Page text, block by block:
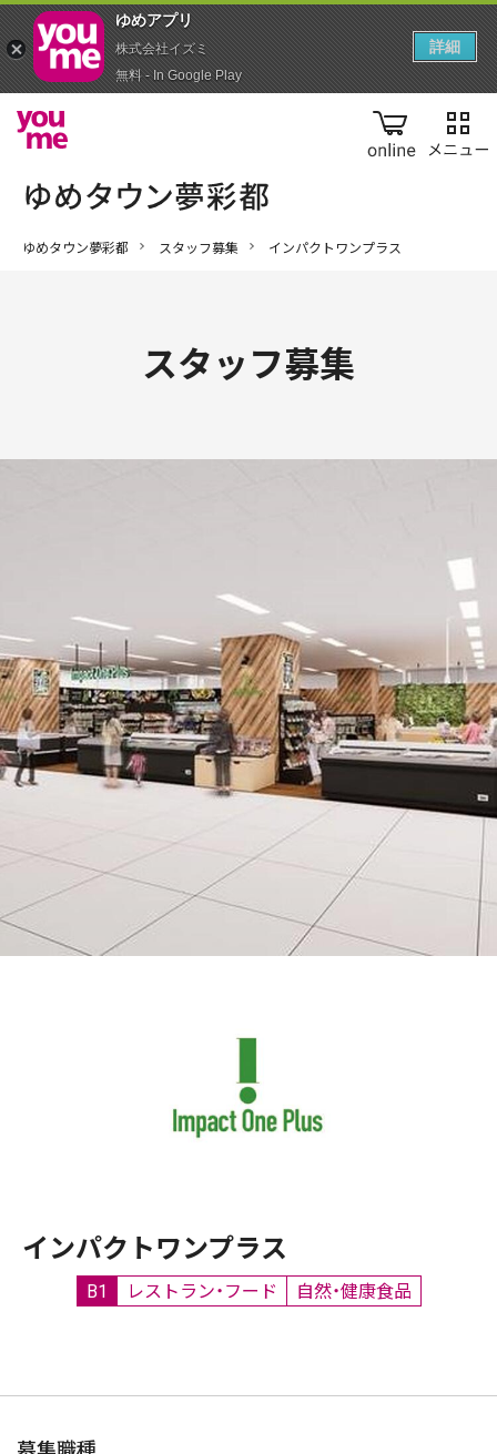
online
ゆめタウン夢彩都 スタッフ募集 インパクトワンプラス
スタッフ募集
インパクトワンプラス
B1 レストラン・フード 自然・健康食品
ゆめアプ‪リ‬
株式会社イズミ
無料 - In Google Play
詳細